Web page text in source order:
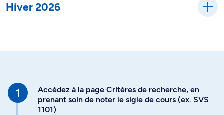
Hiver 2026
Accédez à la page Critères de recherche, en
prenant soin de noter le sigle de cours (ex. SVS
1101)